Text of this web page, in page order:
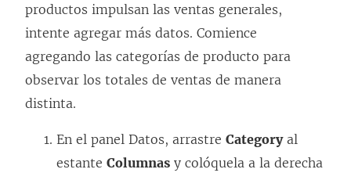
productos impulsan las ventas generales,
intente agregar más datos. Comience
agregando las categorías de producto para
observar los totales de ventas de manera
distinta.
En el panel Datos, arrastre Categoryal
estante Columnas y colóquela a la derecha